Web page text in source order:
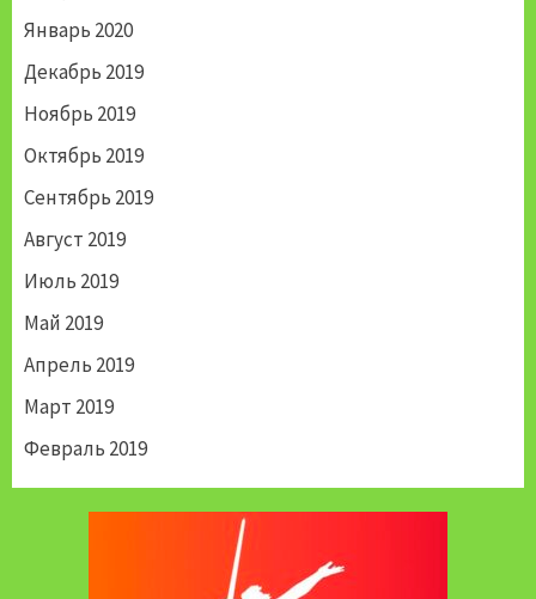
Январь 2020
Декабрь 2019
Ноябрь 2019
Октябрь 2019
Сентябрь 2019
Август 2019
Июль 2019
Май 2019
Апрель 2019
Март 2019
Февраль 2019